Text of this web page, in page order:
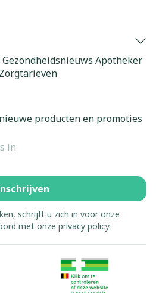
Gezondheidsnieuws Apotheker
Zorgtarieven
producten en promoties
schrijft u zich in voor onze
met onze privacy policy.